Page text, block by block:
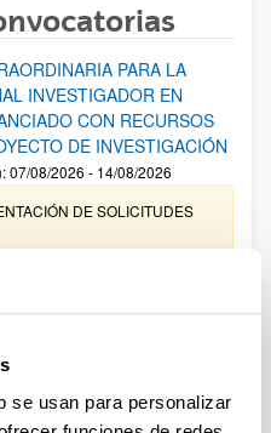
se usan para personalizar
PARA LA
INVESTIGADOR EN
CON RECURSOS
DE INVESTIGACIÓN
07/08/2026 - 14/08/2026
DE SOLICITUDES
y renovación de
bibliográficos en la
del listado provisional de
23/03/2026: Relación